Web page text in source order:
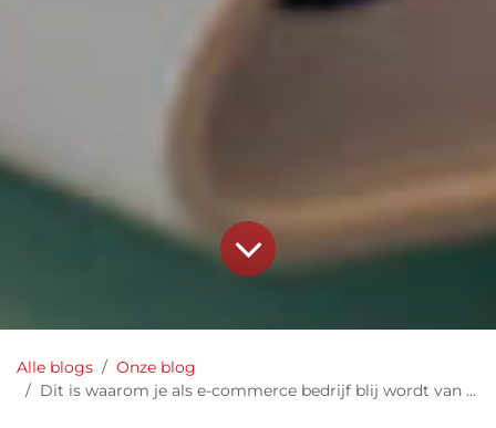
Alle blogs
Onze blog
Dit is waarom je als e-commerce bedrijf blij wordt van Odoo